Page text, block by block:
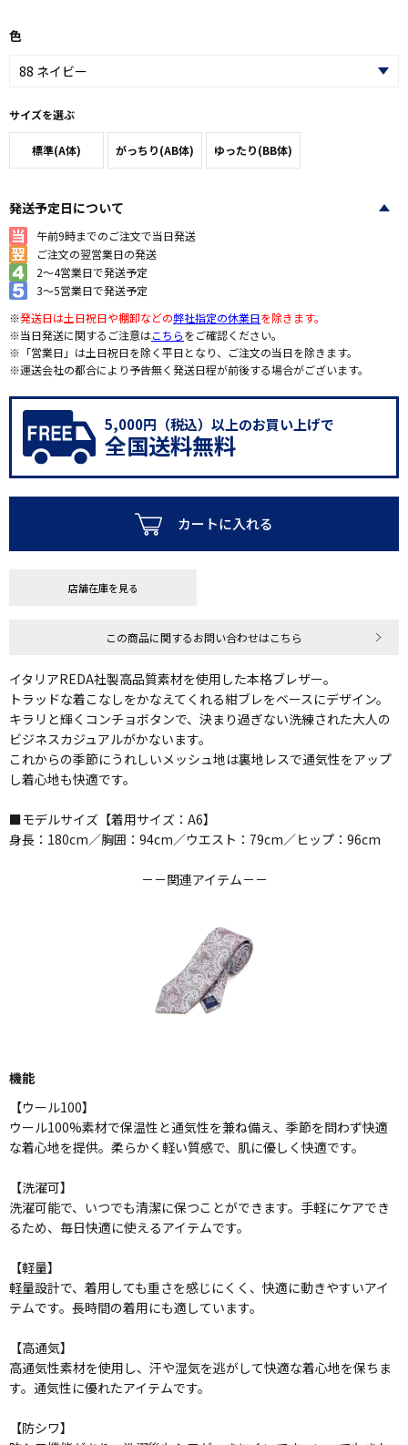
色
サイズを選ぶ
標準(A体) がっちり(AB体) ゆったり(BB体)
発送予定日について
午前9時までのご注文で当日発送
ご注文の翌営業日の発送
2～4営業日で発送予定
3～5営業日で発送予定
※発送日は土日祝日や棚卸などの弊社指定の休業日を除きます。
※当日発送に関するご注意はこちらをご確認ください。
※「営業日」は土日祝日を除く平日となり、ご注文の当日を除きます。
※運送会社の都合により予告無く発送日程が前後する場合がございます。
5,000円（税込）以上のお買い上げで
全国送料無料
カートに入れる
店舗在庫を見る
この商品に関するお問い合わせはこちら
イタリアREDA社製高品質素材を使用した本格ブレザー。
トラッドな着こなしをかなえてくれる紺ブレをベースにデザイン。
キラリと輝くコンチョボタンで、決まり過ぎない洗練された大人の
ビジネスカジュアルがかないます。
これからの季節にうれしいメッシュ地は裏地レスで通気性をアップ
し着心地も快適です。
■モデルサイズ【着用サイズ：A6】
身長：180cm／胸囲：94cm／ウエスト：79cm／ヒップ：96cm
－－関連アイテム－－
機能
【ウール100】
ウール100%素材で保温性と通気性を兼ね備え、季節を問わず快適
な着心地を提供。柔らかく軽い質感で、肌に優しく快適です。
【洗濯可】
洗濯可能で、いつでも清潔に保つことができます。手軽にケアでき
るため、毎日快適に使えるアイテムです。
【軽量】
軽量設計で、着用しても重さを感じにくく、快適に動きやすいアイ
テムです。長時間の着用にも適しています。
【高通気】
高通気性素材を使用し、汗や湿気を逃がして快適な着心地を保ちま
す。通気性に優れたアイテムです。
【防シワ】